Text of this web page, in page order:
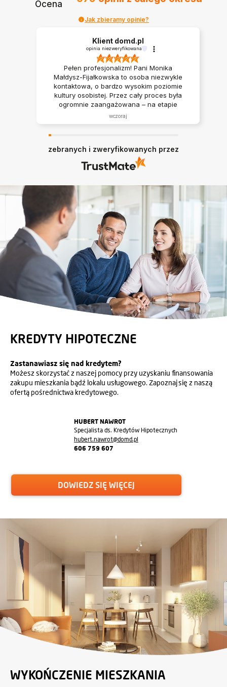
Ocena
Jak zbieramy opinie?
Klient domd.pl
opinia niezweryfikowana
Pełen profesjonalizm! Pani Monika
Małdysz-Fijałkowska to osoba niezwykle
kontaktowa, o bardzo wysokim poziomie
kultury osobistej. Przez cały proces była
ogromnie zaangażowana – na etapie
wyboru mieszkania cierpliwie wskazywała
nam różne możliwości i rozwiązania, co
Moniką każdemu, kto szuka doradcy z
pasją i świetnym podejściem do klienta!
wczoraj
zebranych i zweryfikowanych przez
KREDYTY HIPOTECZNE
Zastanawiasz się nad kredytem?
Możesz skorzystać z naszej pomocy przy uzyskaniu finansowania
zakupu mieszkania bądź lokalu usługowego. Zapoznaj się z naszą
ofertą pośrednictwa kredytowego.
DOWIEDZ SIĘ WIĘCEJ
HUBERT NAWROT
Specjalista ds. Kredytów Hipotecznych
hubert.nawrot@domd.pl
606 759 607
WYKOŃCZENIE MIESZKANIA